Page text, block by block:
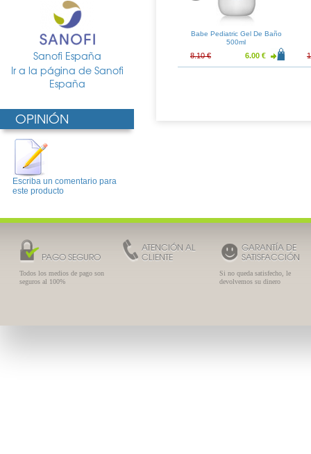
Sanofi España
Ir a la página de Sanofi
España
OPINIÓN
Escriba un comentario para
este producto
de Ojos
15ml
Mustela Colonia Bebe Sin
6.86 €
Babe Pediatric Gel De Baño
500ml
8.10 € 6.00 €
PAGO SEGURO
Todos los medios de pago son
seguros al 100%
ATENCIÓN AL
CLIENTE
GARANTÍA DE
SATISFACCIÓN
Si no queda satisfecho, le
devolvemos su dinero